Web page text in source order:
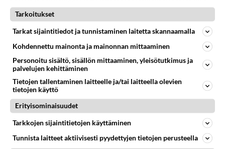
Voiko meidän välit
Koskaan parantua tästä?
05.08.2026 05:34
Ikävä
73
932
Onko kaivattusi
Kummallinen jossakin suhteessa?
05.08.2026 17:47
48
691
Mies, olenko ymmärtänyt oikein?
05.08.2026 11:40
Ikävä
74
683
Kiteen Pallon superpesisjoukkue pelaa huumeiden vaikutuksen alaisena
102
675
Tarkoitukset
Tarkat sijaintitiedot ja tunnistaminen laitetta skannaamalla
Kohdennettu mainonta ja mainonnan mittaaminen
Personoitu sisältö, sisällön mittaaminen, yleisötutkimus ja
palvelujen kehittäminen
Tietojen tallentaminen laitteelle ja/tai laitteella olevien
tietojen käyttö
Erityisominaisuudet
Tarkkojen sijaintitietojen käyttäminen
Tunnista laitteet aktiivisesti pyydettyjen tietojen perusteella